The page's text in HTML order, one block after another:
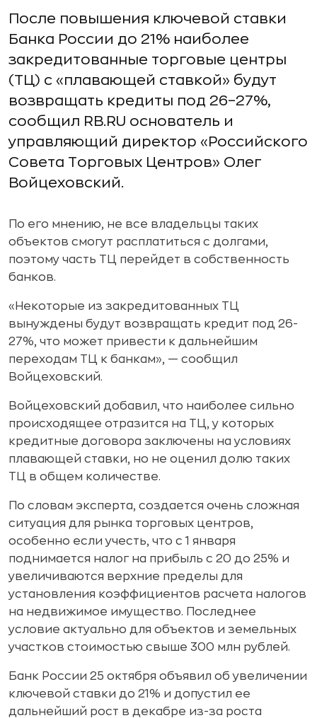
После повышения ключевой ставки
Банка России до 21% наиболее
закредитованные торговые центры
(ТЦ) с «плавающей ставкой» будут
возвращать кредиты под 26–27%,
сообщил RB.RU основатель и
управляющий директор «Российского
Совета Торговых Центров» Олег
Войцеховский.
По его мнению, не все владельцы таких
объектов смогут расплатиться с долгами,
поэтому часть ТЦ перейдет в собственность
банков.
«Некоторые из закредитованных ТЦ
вынуждены будут возвращать кредит под 26-
27%, что может привести к дальнейшим
переходам ТЦ к банкам», — сообщил
Войцеховский.
Войцеховский добавил, что наиболее сильно
происходящее отразится на ТЦ, у которых
кредитные договора заключены на условиях
плавающей ставки, но не оценил долю таких
ТЦ в общем количестве.
По словам эксперта, создается очень сложная
ситуация для рынка торговых центров,
особенно если учесть, что с 1 января
поднимается налог на прибыль с 20 до 25% и
увеличиваются верхние пределы для
установления коэффициентов расчета налогов
на недвижимое имущество. Последнее
условие актуально для объектов и земельных
участков стоимостью свыше 300 млн рублей.
Банк России 25 октября объявил об увеличении
ключевой ставки до 21% и допустил ее
дальнейший рост в декабре из-за роста